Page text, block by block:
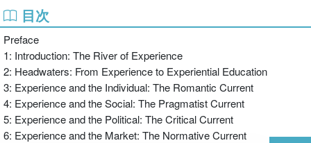
usage, this book allows readers to see how the approaches
connect to larger conversations and histories in education and
social theory, placing experiential education in social and historical
context.
目次
Preface
1: Introduction: The River of Experience
2: Headwaters: From Experience to Experiential Education
3: Experience and the Individual: The Romantic Current
4: Experience and the Social: The Pragmatist Current
5: Experience and the Political: The Critical Current
6: Experience and the Market: The Normative Current